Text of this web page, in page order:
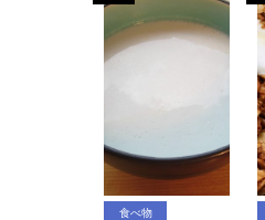
食べ物